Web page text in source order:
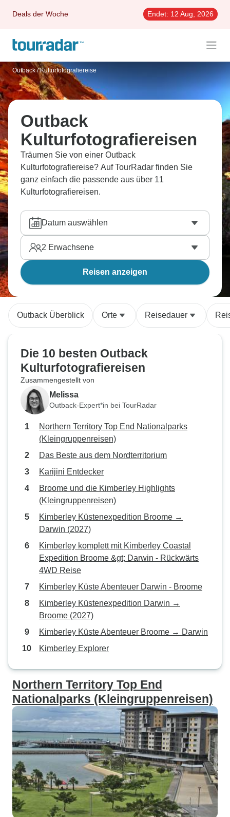
Deals der Woche Endet: 12 Aug, 2026
Outback / Kulturfotografiereise
Outback
Kulturfotografiereisen
Träumen Sie von einer Outback
Kulturfotografiereise? Auf TourRadar finden Sie
ganz einfach die passende aus über 11
Kulturfotografiereisen.
Datum auswählen
2 Erwachsene
Reisen anzeigen
Outback Überblick Orte Reisedauer
Die 10 besten Outback
Kulturfotografiereisen
Zusammengestellt von
Melissa
Outback-Expert*in bei TourRadar
Northern Territory Top End Nationalparks
(Kleingruppenreisen)
Das Beste aus dem Nordterritorium
Karijini Entdecker
Broome und die Kimberley Highlights
(Kleingruppenreisen)
Kimberley Küstenexpedition Broome →
Darwin (2027)
Kimberley komplett mit Kimberley Coastal
Expedition Broome &gt; Darwin - Rückwärts
4WD Reise
Kimberley Küste Abenteuer Darwin - Broome
Kimberley Küstenexpedition Darwin →
Broome (2027)
Kimberley Küste Abenteuer Broome → Darwin
Kimberley Explorer
Northern Territory Top End
Nationalparks (Kleingruppenreisen)